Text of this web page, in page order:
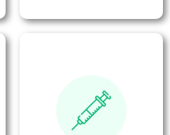
Tindakan pemberian
obat melalui suntikan
langsung ke pembuluh
darah vena, seperti pada